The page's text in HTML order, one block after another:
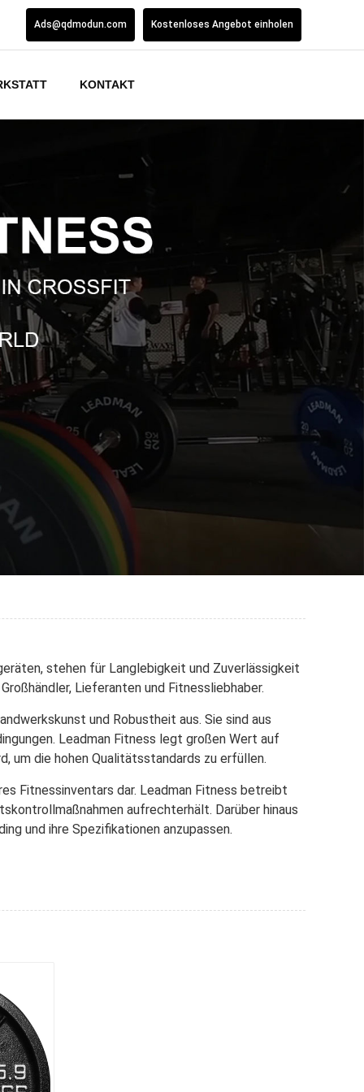
Ads@qdmodun.com Kostenloses Angebot einholen
KONTAKT
stehen für Langlebigkeit und Zuverlässigkeit
Lieferanten und Fitnessliebhaber.
und Robustheit aus. Sie sind aus
Leadman Fitness legt großen Wert auf
um die hohen Qualitätsstandards zu erfüllen.
Fitnessinventars dar. Leadman Fitness betreibt
aufrechterhält. Darüber hinaus
und ihre Spezifikationen anzupassen.